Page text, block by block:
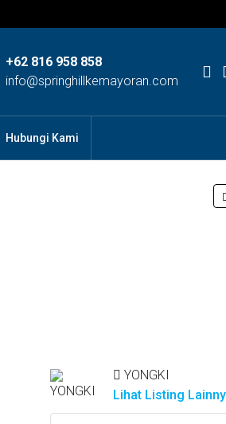
+62 816 958 858
info@springhillkemayoran.com
Hubungi Kami
YONGKI
Lihat Listing